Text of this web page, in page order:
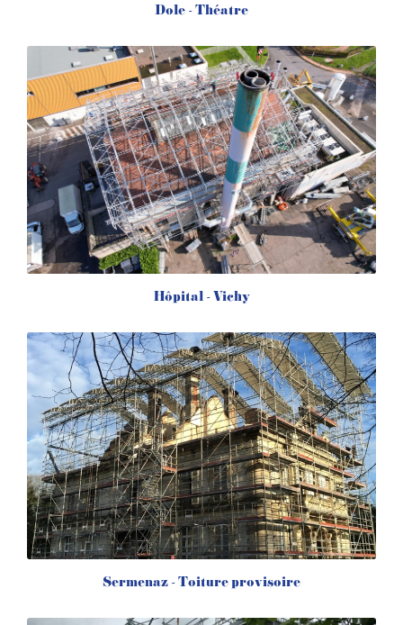
Dole - Théatre
Hôpital - Vichy
Sermenaz - Toiture provisoire